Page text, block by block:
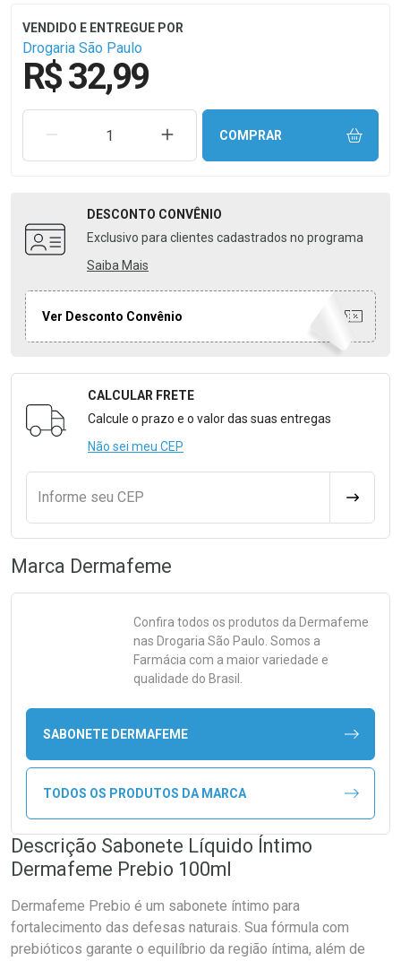
Drogaria São Paulo
R$ 32,99
REMOVER UMA UNIDADEAUMENTAR UMA UNIDADE
COMPRAR
DESCONTO CONVÊNIO
Exclusivo para clientes cadastrados no programa
Saiba Mais
Ver Desconto Convênio
Formulário para Calcular o Frete
CALCULAR FRETE
Calcule o prazo e o valor das suas entregas
Não sei meu CEP
Informe seu CEP
Marca Dermafeme
Confira todos os produtos da Dermafeme
nas Drogaria São Paulo. Somos a
Farmácia com a maior variedade e
qualidade do Brasil.
SABONETE DERMAFEME
TODOS OS PRODUTOS DA MARCA
Descrição Sabonete Líquido Íntimo
Dermafeme Prebio 100ml
Dermafeme Prebio é um sabonete íntimo para
fortalecimento das defesas naturais. Sua fórmula com
prebióticos garante o equilíbrio da região íntima, além de